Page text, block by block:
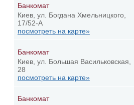
Банкомат
Киев, ул. Богдана Хмельницкого,
17/52-А
посмотреть на карте»
Банкомат
Киев, ул. Большая Васильковская,
28
посмотреть на карте»
Банкомат